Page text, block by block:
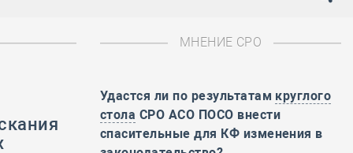
День Государственного флага Российской Федерации
День полного освобождения Ленинграда от фашистской
Весны и Труда
Победы!
МНЕНИЕ СРО
Удастся ли по результатам круглого
стола СРО АСО ПОСО внести
спасительные для КФ изменения в